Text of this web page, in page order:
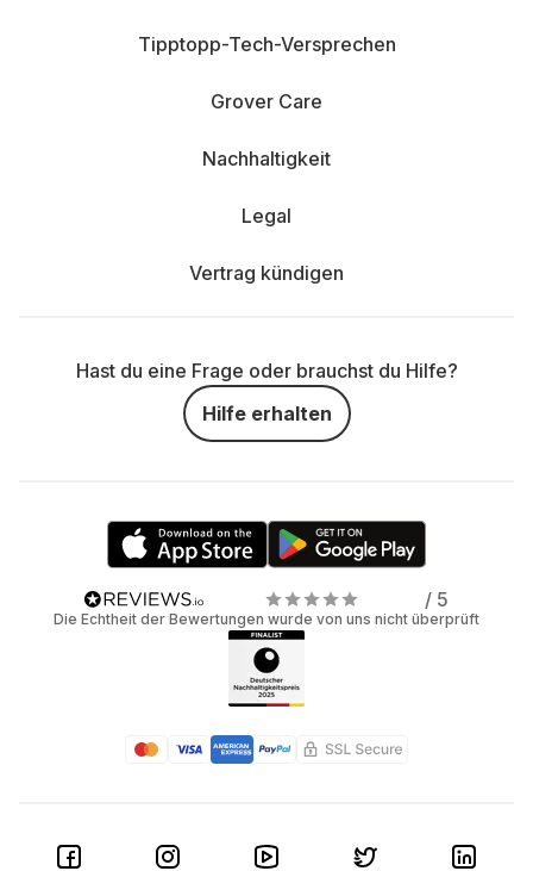
Tipptopp-Tech-Versprechen
Grover Care
Nachhaltigkeit
Legal
Vertrag kündigen
Hast du eine Frage oder brauchst du Hilfe?
Hilfe erhalten
/ 5
Die Echtheit der Bewertungen wurde von uns nicht überprüft